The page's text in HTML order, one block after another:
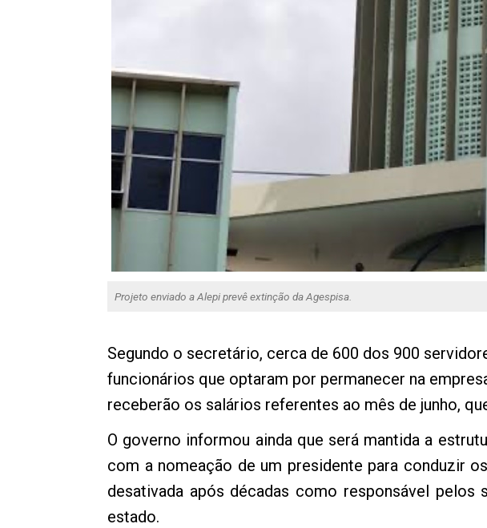
Projeto enviado a Alepi prevê extinção da Agespisa.
Segundo o secretário, cerca de 600 dos 900
funcionários que optaram por permanecer na
receberão os salários referentes ao mês de junho,
O governo informou ainda que será mantida a
com a nomeação de um presidente para conduzir
desativada após décadas como responsável
estado.